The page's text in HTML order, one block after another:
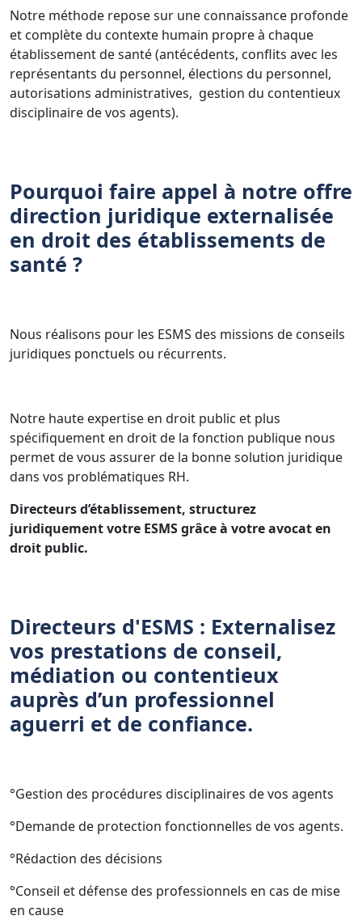
Notre méthode repose sur une connaissance profonde
et complète du contexte humain propre à chaque
établissement de santé (antécédents, conflits avec les
représentants du personnel, élections du personnel,
autorisations administratives, gestion du contentieux
disciplinaire de vos agents).
Pourquoi faire appel à notre offre
direction juridique externalisée
en droit des établissements de
santé ?
Nous réalisons pour les ESMS des missions de conseils
juridiques ponctuels ou récurrents.
Notre haute expertise en droit public et plus
spécifiquement en droit de la fonction publique nous
permet de vous assurer de la bonne solution juridique
dans vos problématiques RH.
Directeurs d’établissement, structurez
juridiquement votre ESMS grâce à votre avocat en
droit public.
Directeurs d'ESMS : Externalisez
vos prestations de conseil,
médiation ou contentieux
auprès d’un professionnel
aguerri et de confiance.
°Gestion des procédures disciplinaires de vos agents
°Demande de protection fonctionnelles de vos agents.
°Rédaction des décisions
°Conseil et défense des professionnels en cas de mise
en cause